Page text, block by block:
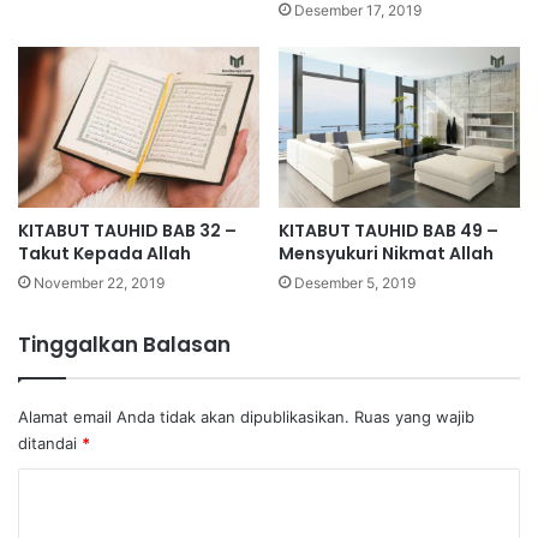
Desember 17, 2019
KITABUT TAUHID BAB 32 –
Takut Kepada Allah
November 22, 2019
KITABUT TAUHID BAB 49 –
Mensyukuri Nikmat Allah
Desember 5, 2019
Tinggalkan Balasan
Alamat email Anda tidak akan dipublikasikan. Ruas yang wajib
ditandai *